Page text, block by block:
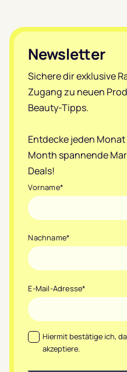
Footer
Newsletter
Sichere dir exklusive
Zugang zu neuen
Beauty-Tipps.
Entdecke jeden
Month spannende
Deals!
Vorname*
Nachname*
E-Mail-Adresse*
Datenschutz*
Hiermit bestätige ich,
akzeptiere.